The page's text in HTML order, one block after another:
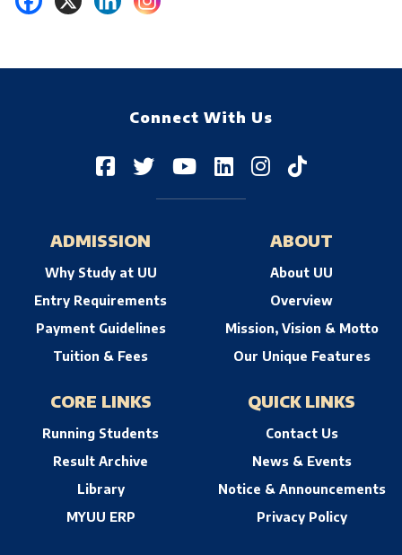
Connect With Us
ADMISSION
Why Study at UU
Entry Requirements
Payment Guidelines
Tuition & Fees
ABOUT
About UU
Overview
Mission, Vision & Motto
Our Unique Features
CORE LINKS
Running Students
Result Archive
Library
MYUU ERP
QUICK LINKS
Contact Us
News & Events
Notice & Announcements
Privacy Policy